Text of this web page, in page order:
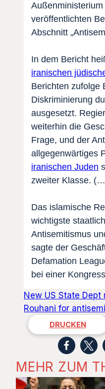
veröffentlichten
Abschnitt
In dem Bericht
iranischen
Berichten zufolge
Diskriminierung
ausgesetzt.
weiterhin die
Frage, und der
allgegenwärtiges
iranischen Juden
zweiter Klasse.
Das islamische
wichtigste
Antisemitismus
sagte der
Defamation
bei einer
New US State Dept
Rouhani for
DRUCKEN
MEHR ZUM